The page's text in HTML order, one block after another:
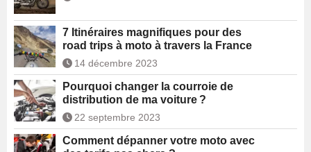
7 Itinéraires magnifiques pour des
road trips à moto à travers la France
14 décembre 2023
Pourquoi changer la courroie de
distribution de ma voiture ?
22 septembre 2023
Comment dépanner votre moto avec